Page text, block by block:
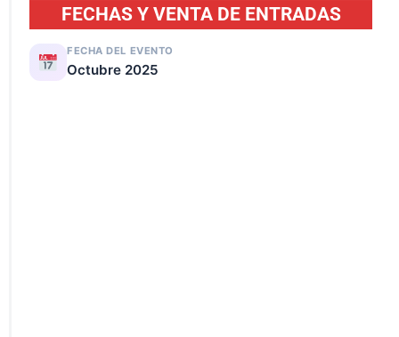
FECHAS Y VENTA DE ENTRADAS
FECHA DEL EVENTO
Octubre 2025